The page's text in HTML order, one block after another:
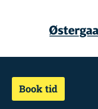
Book tid